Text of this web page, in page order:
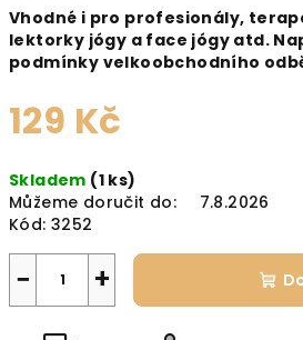
Vhodné i pro profesionály,
lektorky jógy a face jógy atd.
podmínky velkoobchodního
129 Kč
cena:
Skladem (1 ks)
Můžeme doručit do:
7.8.2026
Kód: 3252
+
−